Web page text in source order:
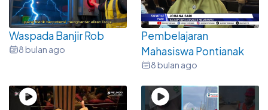
Waspada Banjir Rob
8 bulan ago
Pembelajaran
Mahasiswa Pontianak
8 bulan ago